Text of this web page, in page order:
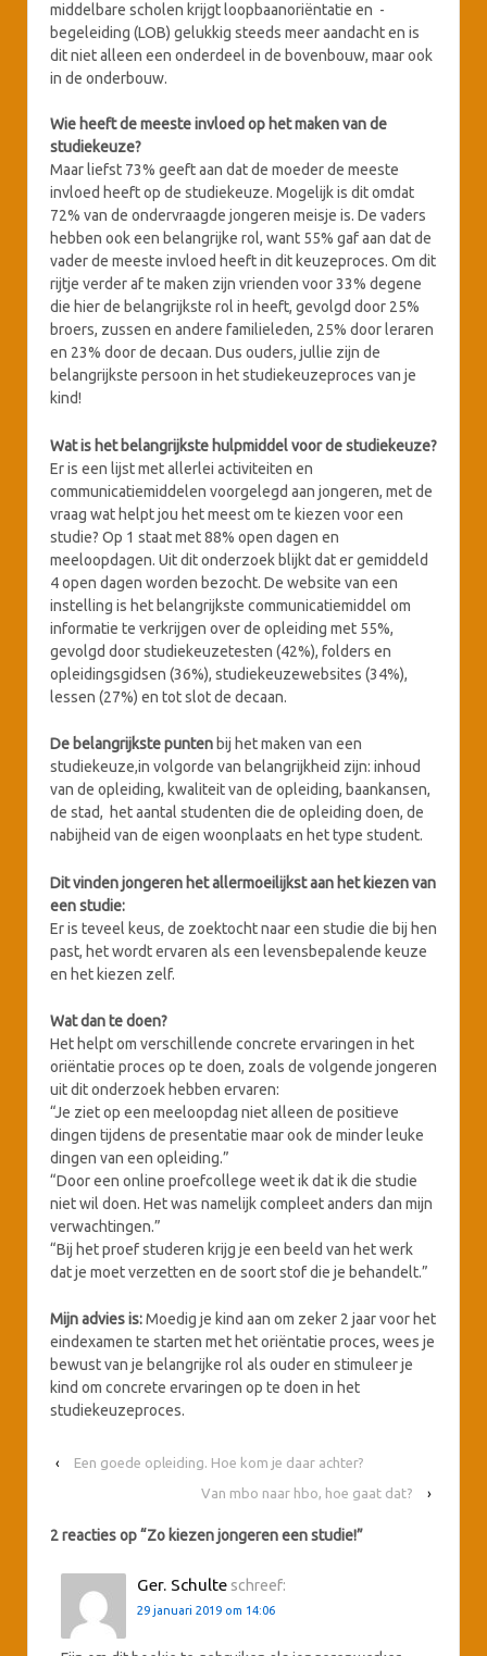
middelbare scholen krijgt loopbaanoriëntatie en -
begeleiding (LOB) gelukkig steeds meer aandacht en is
dit niet alleen een onderdeel in de bovenbouw, maar ook
in de onderbouw.
Wie heeft de meeste invloed op het maken van de
studiekeuze?
Maar liefst 73% geeft aan dat de moeder de meeste
invloed heeft op de studiekeuze. Mogelijk is dit omdat
72% van de ondervraagde jongeren meisje is. De vaders
hebben ook een belangrijke rol, want 55% gaf aan dat de
vader de meeste invloed heeft in dit keuzeproces. Om dit
rijtje verder af te maken zijn vrienden voor 33% degene
die hier de belangrijkste rol in heeft, gevolgd door 25%
broers, zussen en andere familieleden, 25% door leraren
en 23% door de decaan. Dus ouders, jullie zijn de
belangrijkste persoon in het studiekeuzeproces van je
kind!
Wat is het belangrijkste hulpmiddel voor de studiekeuze?
Er is een lijst met allerlei activiteiten en
communicatiemiddelen voorgelegd aan jongeren, met de
vraag wat helpt jou het meest om te kiezen voor een
studie? Op 1 staat met 88% open dagen en
meeloopdagen. Uit dit onderzoek blijkt dat er gemiddeld
4 open dagen worden bezocht. De website van een
instelling is het belangrijkste communicatiemiddel om
informatie te verkrijgen over de opleiding met 55%,
gevolgd door studiekeuzetesten (42%), folders en
opleidingsgidsen (36%), studiekeuzewebsites (34%),
lessen (27%) en tot slot de decaan.
De belangrijkste punten bij het maken van een
studiekeuze,in volgorde van belangrijkheid zijn: inhoud
van de opleiding, kwaliteit van de opleiding, baankansen,
de stad, het aantal studenten die de opleiding doen, de
nabijheid van de eigen woonplaats en het type student.
Dit vinden jongeren het allermoeilijkst aan het kiezen van
een studie:
Er is teveel keus, de zoektocht naar een studie die bij hen
past, het wordt ervaren als een levensbepalende keuze
en het kiezen zelf.
Wat dan te doen?
Het helpt om verschillende concrete ervaringen in het
oriëntatie proces op te doen, zoals de volgende jongeren
uit dit onderzoek hebben ervaren:
“Je ziet op een meeloopdag niet alleen de positieve
dingen tijdens de presentatie maar ook de minder leuke
dingen van een opleiding.”
“Door een online proefcollege weet ik dat ik die studie
niet wil doen. Het was namelijk compleet anders dan mijn
verwachtingen.”
“Bij het proef studeren krijg je een beeld van het werk
dat je moet verzetten en de soort stof die je behandelt.”
Mijn advies is:Moedig je kind aan om zeker 2 jaar voor het
eindexamen te starten met het oriëntatie proces, wees je
bewust van je belangrijke rol als ouder en stimuleer je
kind om concrete ervaringen op te doen in het
studiekeuzeproces.
‹
Een goede opleiding. Hoe kom je daar achter?
Van mbo naar hbo, hoe gaat dat?
›
2 reacties op “Zo kiezen jongeren een studie!”
Ger. Schulte schreef:
29 januari 2019 om 14:06